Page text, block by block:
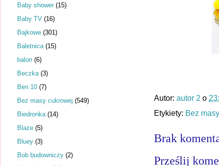
Autor: autor 2 o
Etykiety: Bez
Brak
Prześlij
Baby shower (15)
Baby TV (16)
Bajkowe (301)
Baletnica (15)
balon (6)
Beczka (3)
Ben 10 (7)
Bez masy cukrowej (549)
Biedronka (14)
Blaze (5)
Bluey (3)
Bob budowniczy (2)